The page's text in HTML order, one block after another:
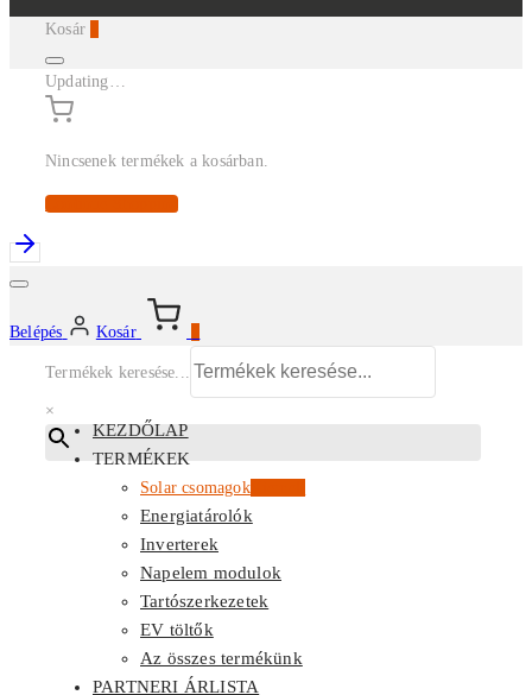
Kosár
Updating…
Nincsenek termékek a kosárban.
Continue Shopping
Belépés Kosár
Termékek keresése...
×
KEZDŐLAP
TERMÉKEK
Solar csomagokKiemelt
Energiatárolók
Inverterek
Napelem modulok
Tartószerkezetek
EV töltők
Az összes termékünk
PARTNERI ÁRLISTA